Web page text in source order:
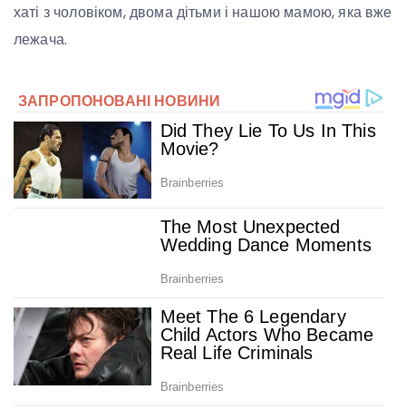
хаті з чоловіком, двома дітьми і нашою мамою, яка вже
лежача.